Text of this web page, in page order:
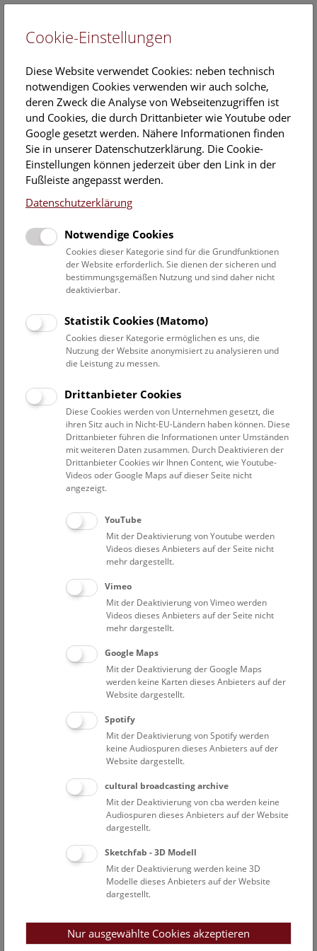
EN
Equity Statement
Das Naturhistorische Museum (NHM) ist ein Ort, der alle
willkommen heißt. Wir wollen ein sicheres Umfeld bieten,
Ausstellungen und Vermittlungsprogramme als Orte des
Lernens über Natur, Forschung, Bio- und Erdwissenschaften,
Evolution sowie die kulturelle und biologische Entwicklung
des Menschen wahrzunehmen. Wir bemühen uns,
zugängliche Angebote zu machen, um diese verschiedenen
Aspekte sowohl im NHM als auch auf unseren Online-
Plattformen zu erkunden.
Wir sind überzeugt, dass die Partizipation unserer
Wissenschaftler*innen im Museums- und
Wissenschaftsbetrieb unabdingbar ist. Dementsprechend
bemühen wir uns bewusst, alle Personen, insbesondere
(aber nicht ausschließlich) solche, welche historisch
unterrepräsentiert und diskriminiert wurden, in das
Geschehen am NHM einzubeziehen. Wir sprechen uns gegen
eine Diskriminierung aufgrund von Alter, Geschlecht,
Familienstand, Behinderungen, Religion, Werten, Kultur und
Herkunft sowie von BIPoC und Personen der LGBTQIA*-
Community, aus. Wir glauben daran, dass Inklusion
notwendig ist, um ein Museum für alle zu schaffen. Auch in
unseren Einstellungsverfahren handeln wir nach diesen
Grundsätzen und sind darüber hinaus überzeugt, dass alle
Angestellten und freiwilligen Mitarbeiter*innen das Recht
auf ein sicheres und unterstützendes Arbeitsumfeld haben.
Wir verpflichten uns, kontinuierlich unser aktuelles und
vergangenes Handeln zu evaluieren, verschiedene
Perspektiven auf allen Ebenen – unter anderem in der
Objektakquisition, im Sammlungs-Management, in der
Ausstellungsplanung sowie in der Provenienzforschung und
Repatriation – zu repräsentieren und Entscheidungsprozesse
transparent zu gestalten. Wir glauben daran, dass eine
bedachte Wortwahl wichtig ist und verwenden eine
gewaltfreie und inklusive Sprache und Ausdrucksweise.
Unser Ziel ist es, ein Museum zu schaffen, das allen
zugänglich ist. Neben Bemühungen, etwa im
Ausstellungsbereich physische Barrieren zu beseitigen, wird
auch die „Open Access“ Verfügbarkeit der
Forschungsergebnisse aus dem NHM angestrebt.
Wir erkennen die historisch privilegierte Position des NHM
ergreifen die Möglichkeit, ständig weiter zu lernen und Teil
einer positiven Veränderung unserer Gesellschaft zu sein.
Cookie-Einstellungen
Diese Website verwendet Cookies: neben technisch
notwendigen Cookies verwenden wir auch solche,
deren Zweck die Analyse von Webseitenzugriffen ist
und Cookies, die durch Drittanbieter wie Youtube oder
Google gesetzt werden. Nähere Informationen finden
Sie in unserer Datenschutzerklärung. Die Cookie-
Einstellungen können jederzeit über den Link in der
Fußleiste angepasst werden.
Datenschutzerklärung
Notwendige Cookies
Cookies dieser Kategorie sind für die Grundfunktionen
der Website erforderlich. Sie dienen der sicheren und
bestimmungsgemäßen Nutzung und sind daher nicht
deaktivierbar.
Statistik Cookies (Matomo)
Cookies dieser Kategorie ermöglichen es uns, die
Nutzung der Website anonymisiert zu analysieren und
die Leistung zu messen.
Drittanbieter Cookies
Diese Cookies werden von Unternehmen gesetzt, die
ihren Sitz auch in Nicht-EU-Ländern haben können. Diese
Drittanbieter führen die Informationen unter Umständen
mit weiteren Daten zusammen. Durch Deaktivieren der
Drittanbieter Cookies wir Ihnen Content, wie Youtube-
Videos oder Google Maps auf dieser Seite nicht
angezeigt.
YouTube
Mit der Deaktivierung von Youtube werden
Videos dieses Anbieters auf der Seite nicht
mehr dargestellt.
Vimeo
Mit der Deaktivierung von Vimeo werden
Videos dieses Anbieters auf der Seite nicht
mehr dargestellt.
Google Maps
Mit der Deaktivierung der Google Maps
werden keine Karten dieses Anbieters auf der
Website dargestellt.
Spotify
Mit der Deaktivierung von Spotify werden
keine Audiospuren dieses Anbieters auf der
Website dargestellt.
cultural broadcasting archive
Mit der Deaktivierung von cba werden keine
Audiospuren dieses Anbieters auf der Website
dargestellt.
Sketchfab - 3D Modell
Mit der Deaktivierung werden keine 3D
Modelle dieses Anbieters auf der Website
dargestellt.
Nur ausgewählte Cookies akzeptieren